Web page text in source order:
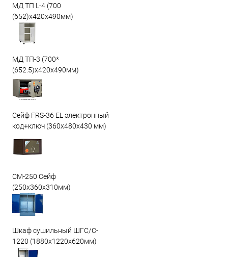
МД ТП L-4 (700
(652)x420x490мм)
МД ТП-3 (700*
(652.5)x420x490мм)
Сейф FRS-36 EL электронный
код+ключ (360x480x430 мм)
СМ-250 Сейф
(250х360х310мм)
Шкаф сушильный ШГС/C-
1220 (1880x1220x620мм)